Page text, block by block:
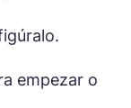
empezar o